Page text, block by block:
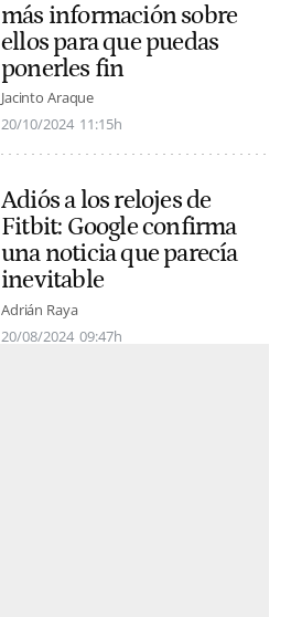
más información sobre
ellos para que puedas
ponerles fin
Jacinto Araque
20/10/2024 11:15h
Adiós a los relojes de
Fitbit: Google confirma
una noticia que parecía
inevitable
Adrián Raya
20/08/2024 09:47h